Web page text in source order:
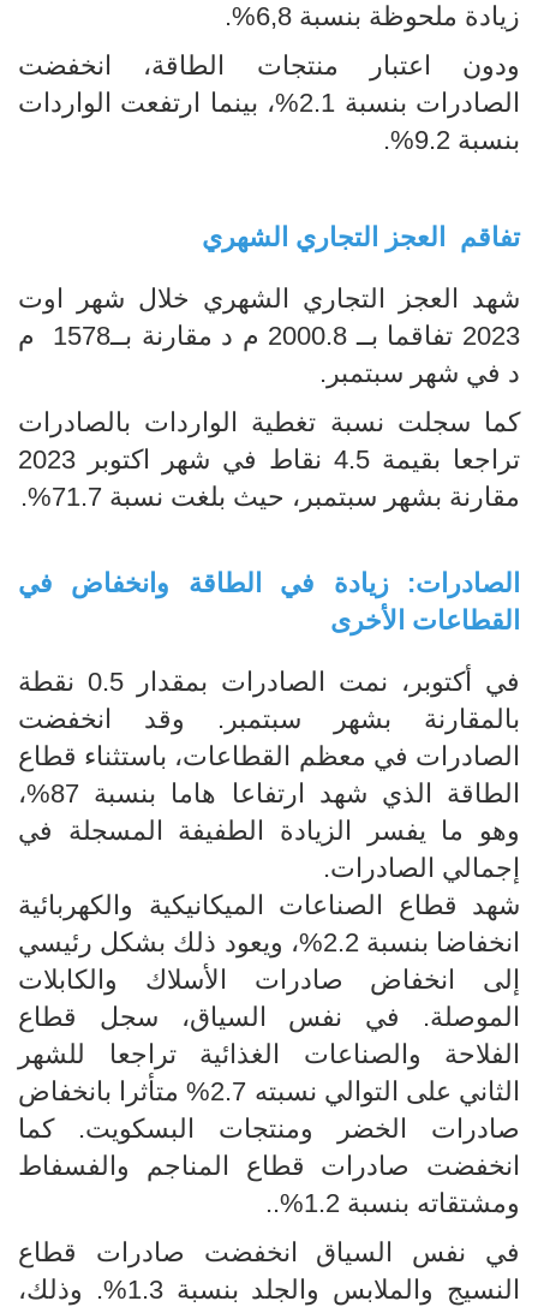
زيادة ملحوظة بنسبة 6,8%.
ودون اعتبار منتجات الطاقة، انخفضت
الصادرات بنسبة 2.1%، بينما ارتفعت الواردات
بنسبة 9.2%.
تفاقم العجز التجاري الشهري
شهد العجز التجاري الشهري خلال شهر اوت
2023 تفاقما بــ 2000.8 م د مقارنة بــ1578 م
د في شهر سبتمبر.
كما سجلت نسبة تغطية الواردات بالصادرات
تراجعا بقيمة 4.5 نقاط في شهر اكتوبر 2023
مقارنة بشهر سبتمبر، حيث بلغت نسبة 71.7%.
الصادرات: زيادة في الطاقة وانخفاض في
القطاعات الأخرى
في أكتوبر، نمت الصادرات بمقدار 0.5 نقطة
بالمقارنة بشهر سبتمبر. وقد انخفضت
الصادرات في معظم القطاعات، باستثناء قطاع
الطاقة الذي شهد ارتفاعا هاما بنسبة 87%،
وهو ما يفسر الزيادة الطفيفة المسجلة في
إجمالي الصادرات.
شهد قطاع الصناعات الميكانيكية والكهربائية
انخفاضا بنسبة 2.2%، ويعود ذلك بشكل رئيسي
إلى انخفاض صادرات الأسلاك والكابلات
الموصلة. في نفس السياق، سجل قطاع
الفلاحة والصناعات الغذائية تراجعا للشهر
الثاني على التوالي نسبته 2.7% متأثرا بانخفاض
صادرات الخضر ومنتجات البسكويت. كما
انخفضت صادرات قطاع المناجم والفسفاط
ومشتقاته بنسبة 1.2%..
في نفس السياق انخفضت صادرات قطاع
النسيج والملابس والجلد بنسبة 1.3%. وذلك،